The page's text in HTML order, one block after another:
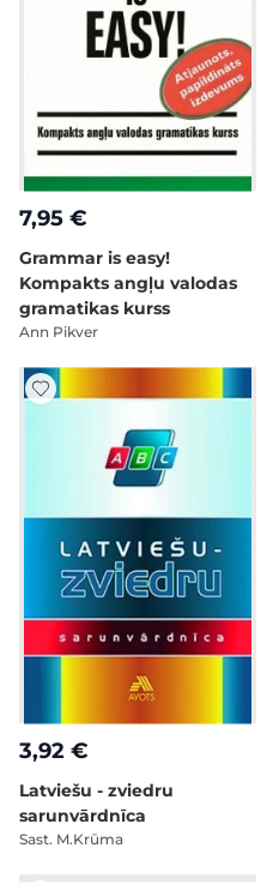
7,95 €
Grammar is easy!
Kompakts angļu valodas
gramatikas kurss
Ann Pikver
3,92 €
Latviešu - zviedru
sarunvārdnīca
Sast. M.Krūma